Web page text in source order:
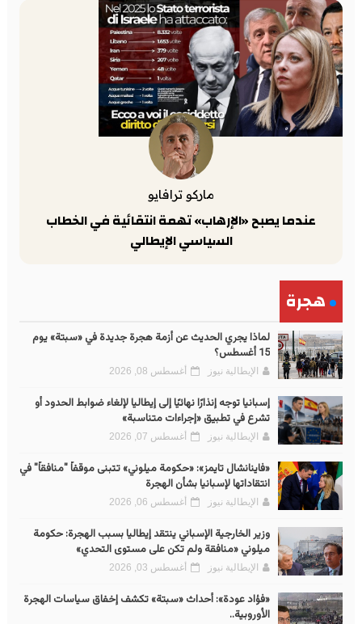
ماركو ترافايو
عندما يصبح «الإرهاب» تهمة انتقائية في الخطاب
السياسي الإيطالي
هجرة
لماذا يجري الحديث عن أزمة هجرة جديدة في «سبتة» يوم
15 أغسطس؟
الإيطالية نيوز أغسطس 08, 2026
إسبانيا توجه إنذارًا نهائيًا إلى إيطاليا لإلغاء ضوابط الحدود أو
تشرع في تطبيق «إجراءات متناسبة»
الإيطالية نيوز أغسطس 07, 2026
«فاينانشال تايمز»: «حكومة ميلوني» تتبنى موقفاً "منافقاً" في
انتقاداتها لإسبانيا بشأن الهجرة
الإيطالية نيوز أغسطس 06, 2026
وزير الخارجية الإسباني ينتقد إيطاليا بسبب الهجرة: حكومة
ميلوني «منافقة ولم تكن على مستوى التحدي»
الإيطالية نيوز أغسطس 03, 2026
«فؤاد عودة»: أحداث «سبتة» تكشف إخفاق سياسات الهجرة
الأوروبية..